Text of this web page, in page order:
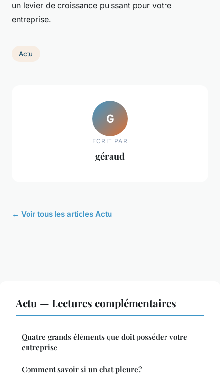
un levier de croissance puissant pour votre
entreprise.
Actu
G
ECRIT PAR
géraud
← Voir tous les articles Actu
Actu — Lectures complémentaires
Quatre grands éléments que doit posséder votre
entreprise
Comment savoir si un chat pleure ?